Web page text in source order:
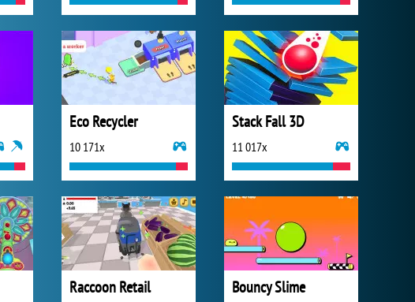
Eco Recycler
10 171x
Stack Fall 3D
11 017x
Raccoon Retail Bouncy Slime